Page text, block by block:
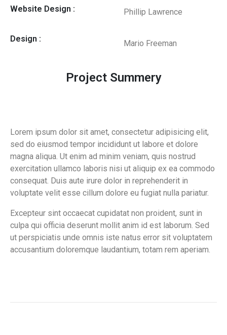
Website Design :
Design :
Phillip Lawrence
Mario Freeman
Project Summery
Lorem ipsum dolor sit amet, consectetur adipisicing elit,
sed do eiusmod tempor incididunt ut labore et dolore
magna aliqua. Ut enim ad minim veniam, quis nostrud
exercitation ullamco laboris nisi ut aliquip ex ea commodo
consequat. Duis aute irure dolor in reprehenderit in
voluptate velit esse cillum dolore eu fugiat nulla pariatur.
Excepteur sint occaecat cupidatat non proident, sunt in
culpa qui officia deserunt mollit anim id est laborum. Sed
ut perspiciatis unde omnis iste natus error sit voluptatem
accusantium doloremque laudantium, totam rem aperiam.